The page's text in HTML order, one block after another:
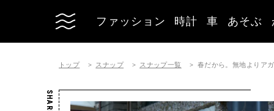
ファッション 時計 車 あそぶ
トップ スナップ スナップ一覧 春だから。無地よりア
SHARE